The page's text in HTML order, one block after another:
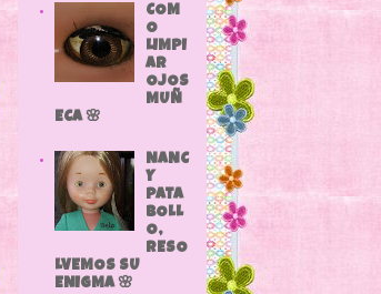
COM
O
LIMPI
AR
OJOS
MUÑ
ECA 🌸
NANC
Y
PATA
BOLL
O,
RESO
LVEMOS SU
ENIGMA 🌸